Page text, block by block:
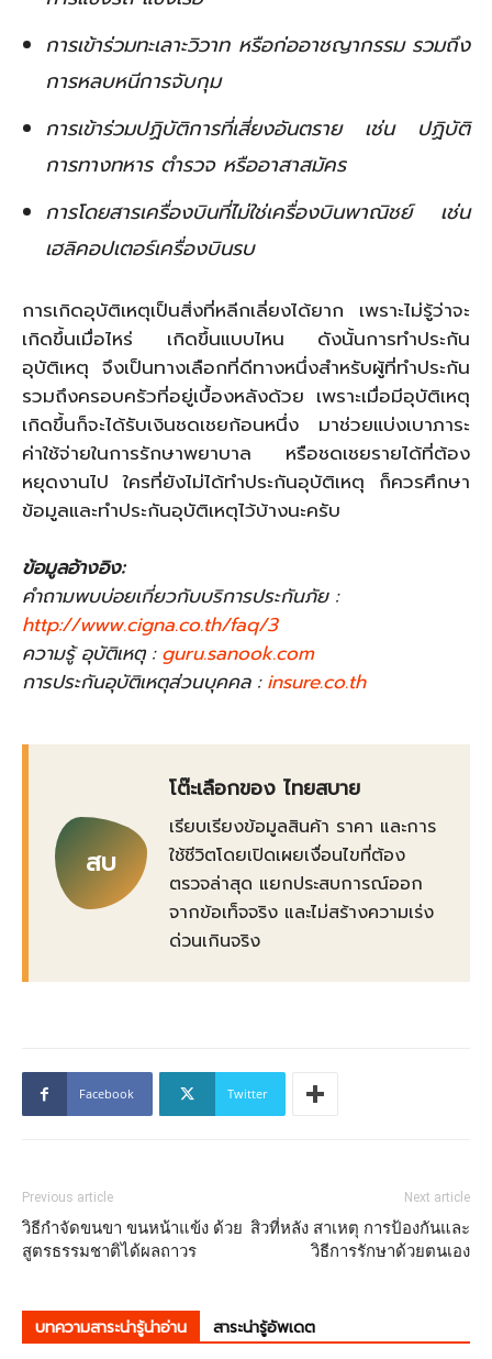
การเข้าร่วมทะเลาะวิวาท หรือก่ออาชญากรรม รวมถึง
การหลบหนีการจับกุม
การเข้าร่วมปฏิบัติการที่เสี่ยงอันตราย เช่น ปฏิบัติ
การทางทหาร ตำรวจ หรืออาสาสมัคร
การโดยสารเครื่องบินที่ไม่ใช่เครื่องบินพาณิชย์ เช่น
เฮลิคอปเตอร์เครื่องบินรบ
การเกิดอุบัติเหตุเป็นสิ่งที่หลีกเลี่ยงได้ยาก เพราะไม่รู้ว่าจะ
เกิดขึ้นเมื่อไหร่ เกิดขึ้นแบบไหน ดังนั้นการทำประกัน
อุบัติเหตุ จึงเป็นทางเลือกที่ดีทางหนึ่งสำหรับผู้ที่ทำประกัน
รวมถึงครอบครัวที่อยู่เบื้องหลังด้วย เพราะเมื่อมีอุบัติเหตุ
เกิดขึ้นก็จะได้รับเงินชดเชยก้อนหนึ่ง มาช่วยแบ่งเบาภาระ
ค่าใช้จ่ายในการรักษาพยาบาล หรือชดเชยรายได้ที่ต้อง
หยุดงานไป ใครที่ยังไม่ได้ทำประกันอุบัติเหตุ ก็ควรศึกษา
ข้อมูลและทำประกันอุบัติเหตุไว้บ้างนะครับ
ข้อมูลอ้างอิง:
คำถามพบบ่อยเกี่ยวกับบริการประกันภัย :
http://www.cigna.co.th/faq/3
ความรู้ อุบัติเหตุ :guru.sanook.com
การประกันอุบัติเหตุส่วนบุคคล :insure.co.th
สบ
โต๊ะเลือกของ ไทยสบาย
เรียบเรียงข้อมูลสินค้า ราคา และการ
ใช้ชีวิตโดยเปิดเผยเงื่อนไขที่ต้อง
ตรวจล่าสุด แยกประสบการณ์ออก
จากข้อเท็จจริง และไม่สร้างความเร่ง
ด่วนเกินจริง
Facebook Twitter
Previous article
วิธีกําจัดขนขา ขนหน้าแข้ง ด้วย
สูตรธรรมชาติได้ผลถาวร
Next article
สิวที่หลัง สาเหตุ การป้องกันและ
วิธีการรักษาด้วยตนเอง
บทความสาระน่ารู้น่าอ่าน สาระน่ารู้อัพเดต